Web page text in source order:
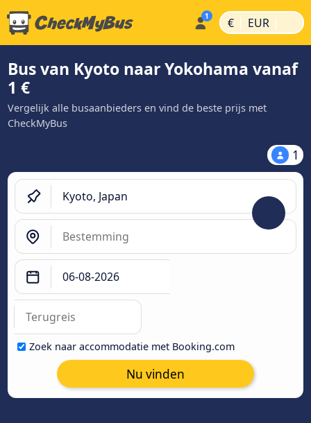
€ | EUR |
Bus van Kyoto naar Yokohama vanaf
1 €
Vergelijk alle busaanbieders en vind de beste prijs met
CheckMyBus
1
Zoek naar accommodatie met Booking.com
Nu vinden